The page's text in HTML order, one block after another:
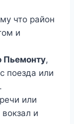
что район
и
Пьемонту,
поезда или
или
и